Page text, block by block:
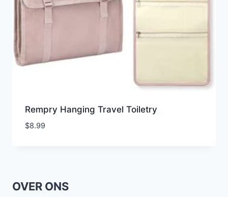
Rempry Hanging Travel Toiletry
$8.99
OVER ONS